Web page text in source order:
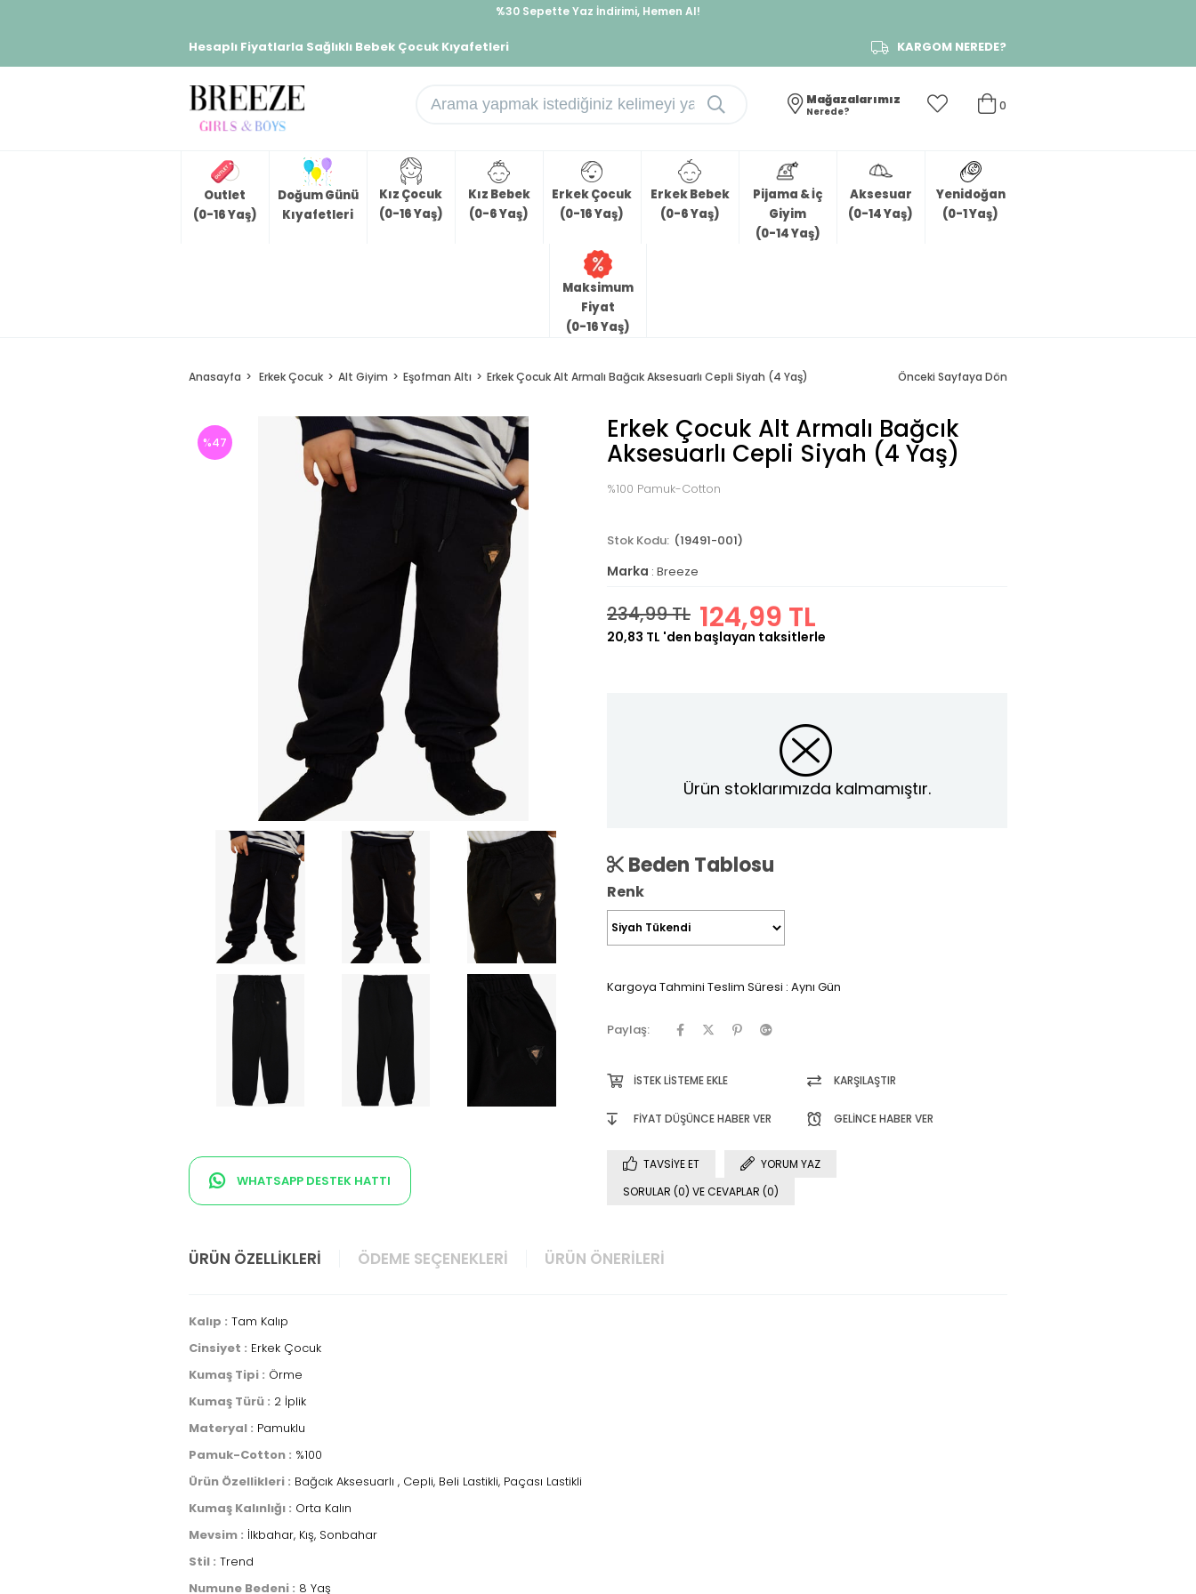
%30 Sepette Yaz İndirimi, Hemen Al!
Hesaplı Fiyatlarla Sağlıklı Bebek Çocuk Kıyafetleri KARGOM NEREDE?
0
Mağazalarımız
Nerede?
Outlet
(0-16 Yaş)
Doğum Günü
Kıyafetleri
Kız Çocuk
(0-16 Yaş)
Kız Bebek
(0-6 Yaş)
Erkek Çocuk
(0-16 Yaş)
Erkek Bebek
(0-6 Yaş)
Pijama & İç
Giyim
(0-14 Yaş)
Aksesuar
(0-14 Yaş)
Yenidoğan
(0-1 Yaş)
Maksimum
Fiyat
(0-16 Yaş)
Anasayfa Erkek Çocuk Alt Giyim Eşofman Altı Erkek Çocuk Alt Armalı Bağcık Aksesuarlı Cepli Siyah (4 Yaş) Önceki Sayfaya Dön
%47
WHATSAPP DESTEK HATTI
Erkek Çocuk Alt Armalı Bağcık
Aksesuarlı Cepli Siyah (4 Yaş)
%100 Pamuk-Cotton
(19491-001)
Marka : Breeze
234,99 TL 124,99 TL
20,83 TL 'den başlayan taksitlerle
Ürün stoklarımızda kalmamıştır.
Beden Tablosu
Renk
Kargoya Tahmini Teslim Süresi : Aynı Gün
Paylaş:
İSTEK LISTEME EKLE KARŞILAŞTIR
FIYAT DÜŞÜNCE HABER VER GELINCE HABER VER
TAVSIYE ET
YORUM YAZ
SORULAR (0) VE CEVAPLAR (0)
ÜRÜN ÖZELLIKLERI ÖDEME SEÇENEKLERI ÜRÜN ÖNERILERI
Kalıp : Tam Kalıp
Cinsiyet : Erkek Çocuk
Kumaş Tipi : Örme
Kumaş Türü : 2 İplik
Materyal : Pamuklu
Pamuk-Cotton : %100
Ürün Özellikleri : Bağcık Aksesuarlı , Cepli, Beli Lastikli, Paçası Lastikli
Kumaş Kalınlığı : Orta Kalın
Mevsim : İlkbahar, Kış, Sonbahar
Stil : Trend
Numune Bedeni : 8 Yaş